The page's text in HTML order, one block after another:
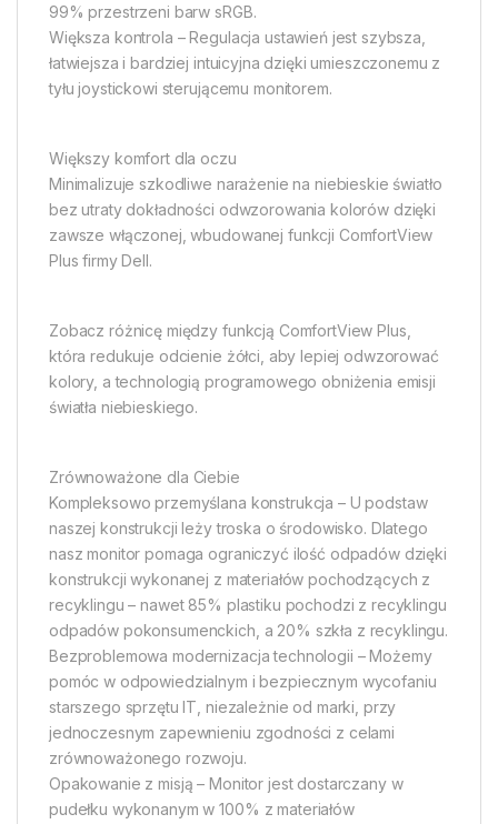
99% przestrzeni barw sRGB.
Większa kontrola – Regulacja ustawień jest szybsza,
łatwiejsza i bardziej intuicyjna dzięki umieszczonemu z
tyłu joystickowi sterującemu monitorem.
Większy komfort dla oczu
Minimalizuje szkodliwe narażenie na niebieskie światło
bez utraty dokładności odwzorowania kolorów dzięki
zawsze włączonej, wbudowanej funkcji ComfortView
Plus firmy Dell.
Zobacz różnicę między funkcją ComfortView Plus,
która redukuje odcienie żółci, aby lepiej odwzorować
kolory, a technologią programowego obniżenia emisji
światła niebieskiego.
Zrównoważone dla Ciebie
Kompleksowo przemyślana konstrukcja – U podstaw
naszej konstrukcji leży troska o środowisko. Dlatego
nasz monitor pomaga ograniczyć ilość odpadów dzięki
konstrukcji wykonanej z materiałów pochodzących z
recyklingu – nawet 85% plastiku pochodzi z recyklingu
odpadów pokonsumenckich, a 20% szkła z recyklingu.
Bezproblemowa modernizacja technologii – Możemy
pomóc w odpowiedzialnym i bezpiecznym wycofaniu
starszego sprzętu IT, niezależnie od marki, przy
jednoczesnym zapewnieniu zgodności z celami
zrównoważonego rozwoju.
Opakowanie z misją – Monitor jest dostarczany w
pudełku wykonanym w 100% z materiałów